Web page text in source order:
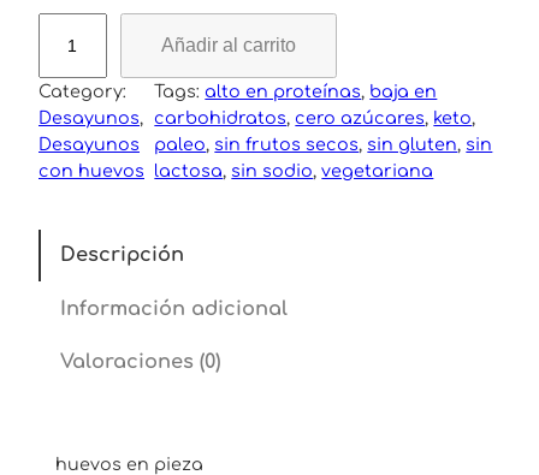
e
r
a
n
e
v
o
s
c
Añadir al carrito
Category:
Desayunos
Desayunos
con huevos
Tags: alto en proteínas, baja en
carbohidratos, cero azúcares, keto
paleo, sin frutos secos, sin gluten, sin
lactosa, sin sodio, vegetariana
Descripción
Información adicional
Valoraciones (0)
huevos en pieza